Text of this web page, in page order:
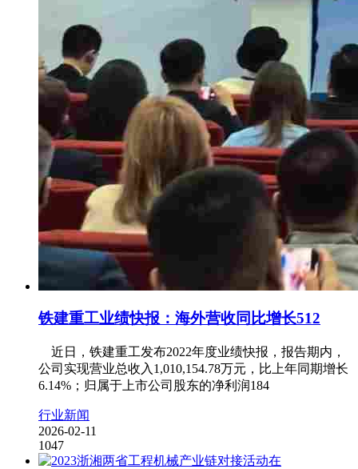
铁建重工业绩快报：海外营收同比增长512
近日，铁建重工发布2022年度业绩快报，报告期内，
公司实现营业总收入1,010,154.78万元，比上年同期增长
6.14%；归属于上市公司股东的净利润184
行业新闻
2026-02-11
1047